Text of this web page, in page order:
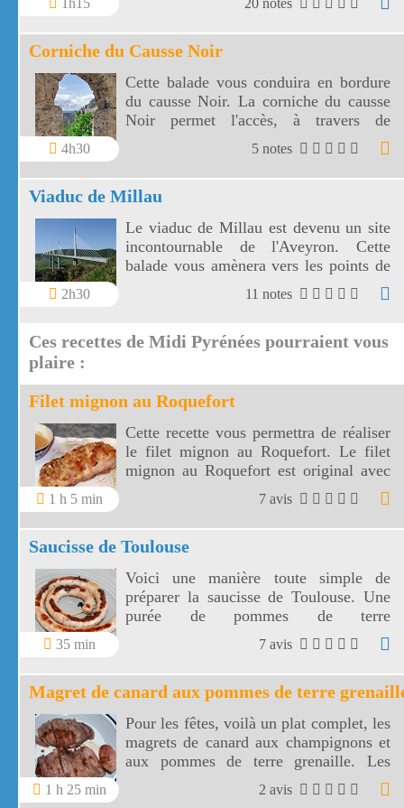
1h15 20 notes
Corniche du Causse Noir
4h30
Cette balade vous conduira en bordure
du causse Noir. La corniche du causse
Noir permet l'accès, à travers de
somptueux paysages, à l'ermitage Saint
5 notes
Viaduc de Millau
2h30
Le viaduc de Millau est devenu un site
incontournable de l'Aveyron. Cette
balade vous amènera vers les points de
vue les plus proches du viaduc de
11 notes
Ces recettes de Midi Pyrénées pourraient vous
plaire :
Filet mignon au Roquefort
1 h 5 min
Cette recette vous permettra de réaliser
le filet mignon au Roquefort. Le filet
mignon au Roquefort est original avec
ce fromage renommé.
7 avis
Saucisse de Toulouse
35 min
Voici une manière toute simple de
préparer la saucisse de Toulouse. Une
purée de pommes de terre
accompagnera cette saucisse du Sud
7 avis
Magret de canard aux pommes de terre
1 h 25 min
Pour les fêtes, voilà un plat complet, les
magrets de canard aux champignons et
aux pommes de terre grenaille. Les
magrets seront sublimés par la sauce
aux champignons et la douceur des
2 avis